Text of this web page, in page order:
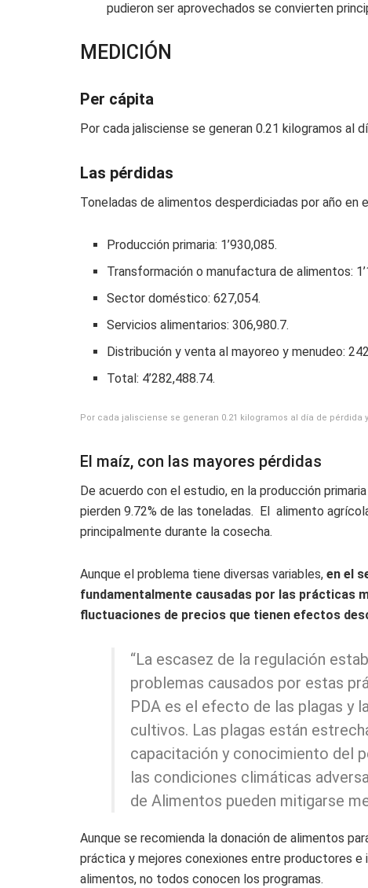
pudieron ser aprovechados se convierten
MEDICIÓN
Per cápita
Por cada jalisciense se generan 0.21 kilogramos al
Las pérdidas
Toneladas de alimentos desperdiciadas por año en
Producción primaria: 1’930,085.
Transformación o manufactura de alimentos:
Sector doméstico: 627,054.
Servicios alimentarios: 306,980.7.
Distribución y venta al mayoreo y menudeo:
Total: 4’282,488.74.
Por cada jalisciense se generan 0.21 kilogramos al día de pérdida
El maíz, con las mayores pérdidas
De acuerdo con el estudio, en la producción
pierden 9.72% de las toneladas. El alimento
principalmente durante la cosecha.
Aunque el problema tiene diversas variables, en el
fundamentalmente causadas por las prácticas
fluctuaciones de precios que tienen efectos
“La escasez de la regulación
problemas causados por estas
PDA es el efecto de las plagas y
cultivos. Las plagas están
capacitación y conocimiento del
las condiciones climáticas
de Alimentos pueden mitigarse
Aunque se recomienda la donación de alimentos
práctica y mejores conexiones entre productores
alimentos, no todos conocen los programas.